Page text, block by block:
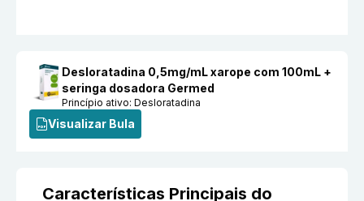
Desloratadina 0,5mg/mL xarope com 100mL +
seringa dosadora Germed
Princípio ativo:Desloratadina
Visualizar Bula
Características Principais do